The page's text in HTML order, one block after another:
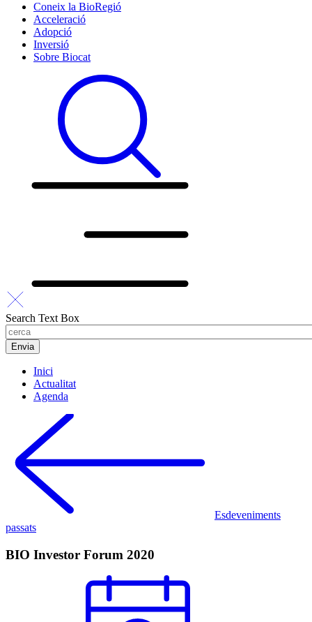
Coneix la BioRegió
Acceleració
Adopció
Inversió
Sobre Biocat
Search Text Box
Inici
Actualitat
Agenda
Esdeveniments
passats
BIO Investor Forum 2020